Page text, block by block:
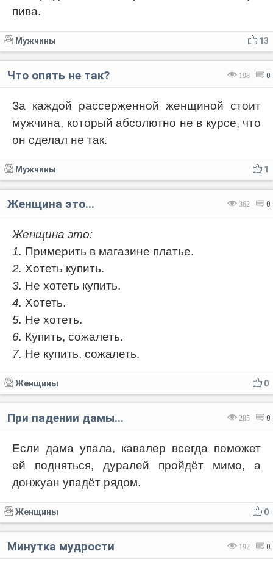
пива.
13
Мужчины
198 0
Что опять не так?
За каждой рассерженной женщиной стоит
мужчина, который абсолютно не в курсе, что
он сделал не так.
1
Мужчины
362 0
Женщина это...
Женщина это:
1. Примерить в магазине платье.
2. Хотеть купить.
3. Не хотеть купить.
4. Хотеть.
5. Не хотеть.
6. Купить, сожалеть.
7. Не купить, сожалеть.
0
Женщины
285 0
При падении дамы...
Если дама упала, кавалер всегда поможет
ей подняться, дуралей пройдёт мимо, а
донжуан упадёт рядом.
0
Женщины
192 0
Минутка мудрости